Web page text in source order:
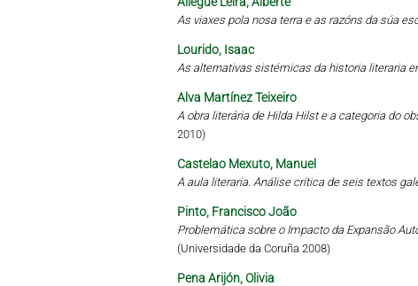
As viaxes pola nosa terra e as razóns da súa
Lourido, Isaac
As alternativas sistémicas da historia literaria
Alva Martínez Teixeiro
A obra literária de Hilda Hilst e a categoria do
2010)
Castelao Mexuto, Manuel
A aula literaria. Análise crítica de seis textos
Pinto, Francisco João
Problemática sobre o Impacto da Expansão
(Universidade da Coruña 2008)
Pena Arijón, Olivia